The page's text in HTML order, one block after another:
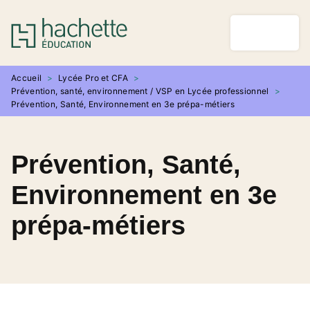
MENU RECHERCHE
PIED DE PAGE
Accueil > Lycée Pro et CFA >
Prévention, santé, environnement / VSP en Lycée professionnel
>
Prévention, Santé, Environnement en 3e prépa-métiers
Prévention, Santé,
Environnement en 3e
prépa-métiers